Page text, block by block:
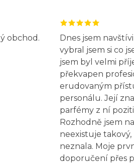
obchod.
Dnes jsem
vybral jsem si co
jsem byl velmi
překvapen
erudovaným
personálu. Její
parfémy z ní
Rozhodně jsem
neexistuje
neznala. Moje
doporučení přes